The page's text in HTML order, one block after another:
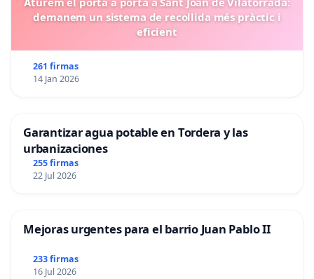
demanem un sistema de recollida més pràctic i
eficient
261 firmas
14 Jan 2026
Garantizar agua potable en Tordera y las
urbanizaciones
255 firmas
22 Jul 2026
Mejoras urgentes para el barrio Juan Pablo II
233 firmas
16 Jul 2026